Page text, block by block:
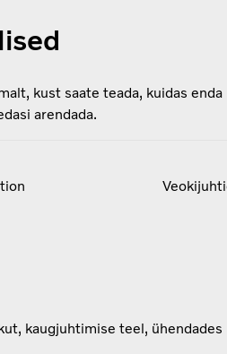
kust saate teada, kuidas enda
arendada.
kaugjuhtimise teel, ühendades